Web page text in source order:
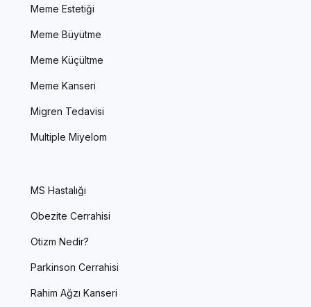
Meme Estetiği
Meme Büyütme
Meme Küçültme
Meme Kanseri
Migren Tedavisi
Multiple Miyelom
MS Hastalığı
Obezite Cerrahisi
Otizm Nedir?
Parkinson Cerrahisi
Rahim Ağzı Kanseri